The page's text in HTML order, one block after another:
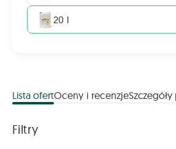
20 l
Lista ofertOceny i recenzje
Filtry